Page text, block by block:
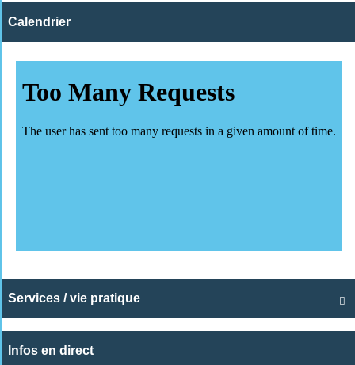
Calendrier

Services / vie pratique
Infos en direct